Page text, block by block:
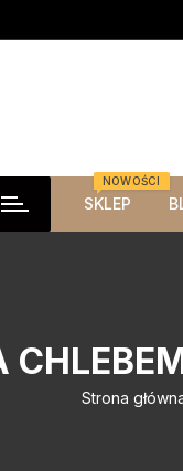
SKLEP
NOWOŚCI
Strona